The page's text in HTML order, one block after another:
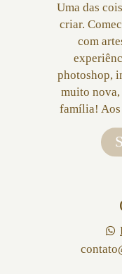
Uma das
criar.
com
photoshop,
muito nova,
família! Aos